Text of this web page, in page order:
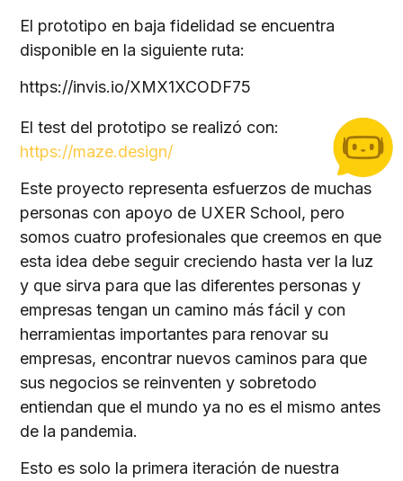
El prototipo en baja fidelidad se encuentra
disponible en la siguiente ruta:
https://invis.io/XMX1XCODF75
El test del prototipo se realizó con:
https://maze.design/
Este proyecto representa esfuerzos de muchas
personas con apoyo de UXER School, pero
somos cuatro profesionales que creemos en que
esta idea debe seguir creciendo hasta ver la luz
y que sirva para que las diferentes personas y
empresas tengan un camino más fácil y con
herramientas importantes para renovar su
empresas, encontrar nuevos caminos para que
sus negocios se reinventen y sobretodo
entiendan que el mundo ya no es el mismo antes
de la pandemia.
Esto es solo la primera iteración de nuestra